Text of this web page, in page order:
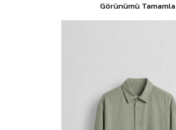
Görünümü Tamamla